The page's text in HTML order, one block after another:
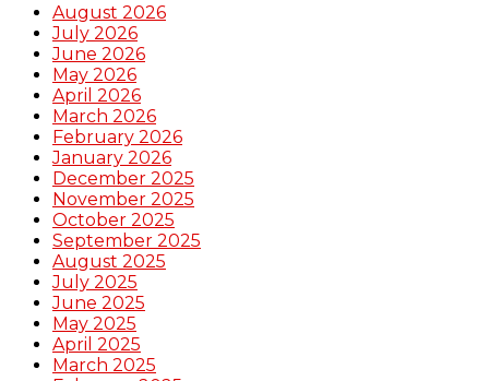
August 2026
July 2026
June 2026
May 2026
April 2026
March 2026
February 2026
January 2026
December 2025
November 2025
October 2025
September 2025
August 2025
July 2025
June 2025
May 2025
April 2025
March 2025